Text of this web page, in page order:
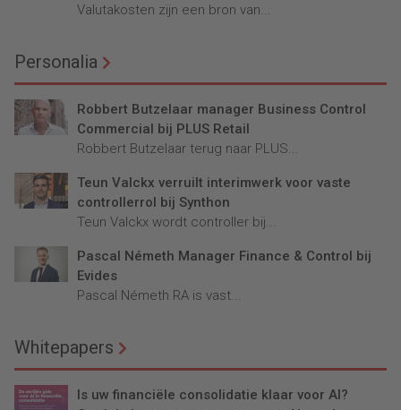
Valutakosten zijn een bron van...
Personalia
Robbert Butzelaar manager Business Control
Commercial bij PLUS Retail
Robbert Butzelaar terug naar PLUS...
Teun Valckx verruilt interimwerk voor vaste
controllerrol bij Synthon
Teun Valckx wordt controller bij...
Pascal Németh Manager Finance & Control bij
Evides
Pascal Németh RA is vast...
Whitepapers
Is uw financiële consolidatie klaar voor AI?